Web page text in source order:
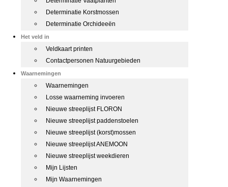
Determinatie Korstmossen
Determinatie Orchideeën
Het veld in
Veldkaart printen
Contactpersonen Natuurgebieden
Waarnemingen
Waarnemingen
Losse waarneming invoeren
Nieuwe streeplijst FLORON
Nieuwe streeplijst paddenstoelen
Nieuwe streeplijst (korst)mossen
Nieuwe streeplijst ANEMOON
Nieuwe streeplijst weekdieren
Mijn Lijsten
Mijn Waarnemingen